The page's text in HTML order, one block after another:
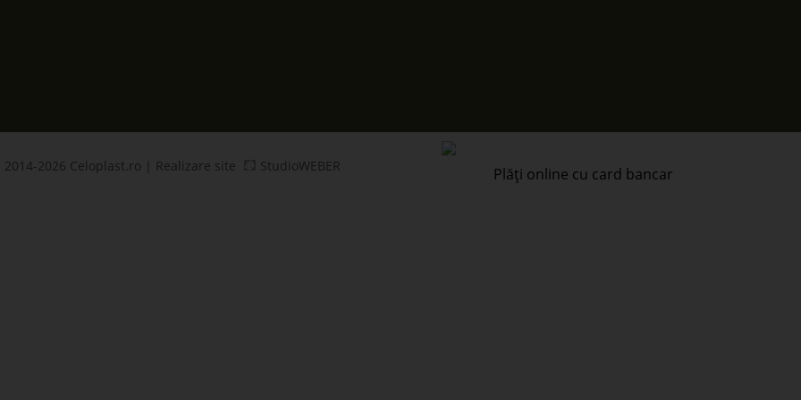
2026 Celoplast.ro | Realizare site StudioWEBER